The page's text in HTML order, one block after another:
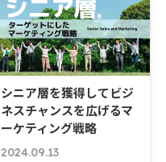
シニア層を獲得してビジ
ネスチャンスを広げるマ
ーケティング戦略
2024.09.13